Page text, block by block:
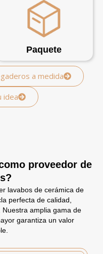
Paquete
a medida
idea
proveedor de
lavabos de cerámica de
perfecta de calidad,
amplia gama de
garantiza un valor